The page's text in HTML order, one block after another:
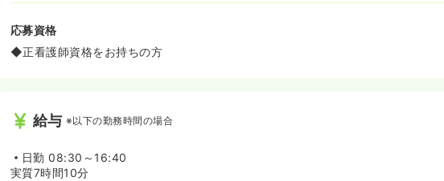
応募資格
◆正看護師資格をお持ちの方
給与 ※以下の勤務時間の場合
日勤 08:30～16:40
実質7時間10分